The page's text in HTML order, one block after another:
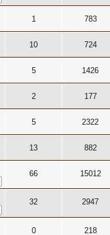
1 783
10 724
5 1426
2 177
5 2322
13 882
66 15012
32 2947
0 218